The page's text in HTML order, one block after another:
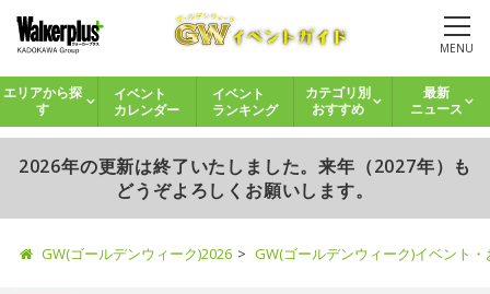
MENU
エリアから探
す
イベント
カレンダー
イベント
ランキング
カテゴリ別
おすすめ
最新
ニュース
2026年の更新は終了いたしました。来年（2027年）も
どうぞよろしくお願いします。
GW(ゴールデンウィーク)2026 GW(ゴールデンウィーク)イベント